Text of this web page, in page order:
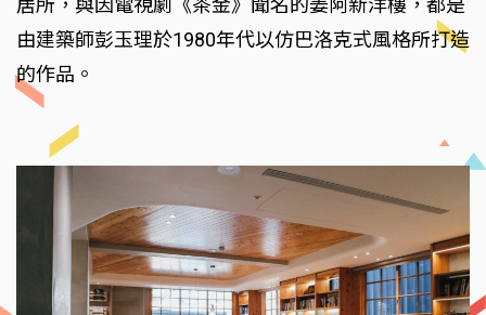
居所，與因電視劇《茶金》聞名的姜阿新洋樓，都是
由建築師彭玉理於1980年代以仿巴洛克式風格所打造
的作品。